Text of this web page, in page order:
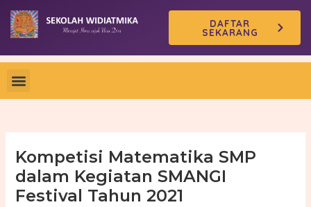
Skip
content
DAFTAR
SEKARANG
Kompetisi Matematika SMP
dalam Kegiatan SMANGI
Festival Tahun 2021